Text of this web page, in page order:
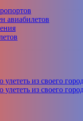
авиабилетов